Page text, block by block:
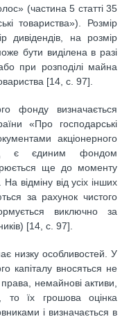
(частина 5 статті 35
товариства»). Розмір
дивідендів, на розмір
бути виділена в разі
при розподілі майна
[14, с. 97].
фонду визначається
«Про господарські
акціонерного
є єдиним фондом
ще до моменту
відміну від усіх інших
за рахунок чистого
виключно за
[14, с. 97].
низку особливостей. У
капіталу вносяться не
немайнові активи,
то їх грошова оцінка
і визначається в